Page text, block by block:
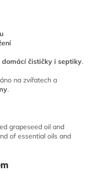
čističky i septiky.
na zvířatech a
.
grapeseed oil and
of essential oils and